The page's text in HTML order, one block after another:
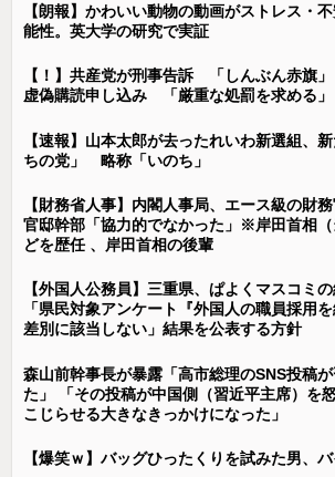
【朗報】かわいい動物の動画がストレス・
能性。英大学の研究で実証
【！】共産党が刑事告訴 「しんぶん赤旗
虚偽購読申し込み 「厳重な処罰を求める」
【速報】山本太郎が去ったれいわ新選組、
ちの党」 略称「いのち」
【財務省人事】内閣人事局、エース級の財
官邸幹部「協力的でなかった」※岸田首相
どを歴任 、岸田首相の後輩
【外国人公務員】三重県、ぱよくマスコミ
「県民対象アンケート『外国人の職員採用
差別に該当しない」結果を公表する方針
森山前幹事長が暴露「高市総理のSNS投稿
た」 「その投稿が中国側（習近平主席）を
こじらせる大きなきっかけになった」
【爆笑ｗ】バッグひったくりを試みた男、